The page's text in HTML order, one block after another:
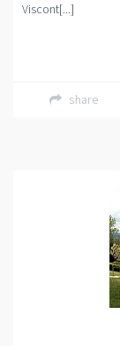
Viscont[...]
share